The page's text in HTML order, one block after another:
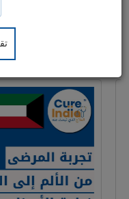
من 55 دولة
نشاطهم وحيويتهم في
حول خدماتنا: